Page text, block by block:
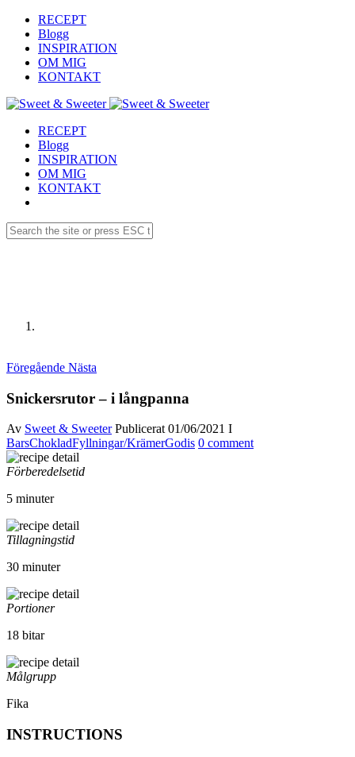
RECEPT
Blogg
INSPIRATION
OM MIG
KONTAKT
RECEPT
Blogg
INSPIRATION
OM MIG
KONTAKT
Föregående Nästa
Snickersrutor – i långpanna
Av Sweet & Sweeter Publicerat 01/06/2021 I
BarsChokladFyllningar/KrämerGodis 0 comment
Förberedelsetid
5 minuter
Tillagningstid
30 minuter
Portioner
18 bitar
Målgrupp
Fika
INSTRUCTIONS